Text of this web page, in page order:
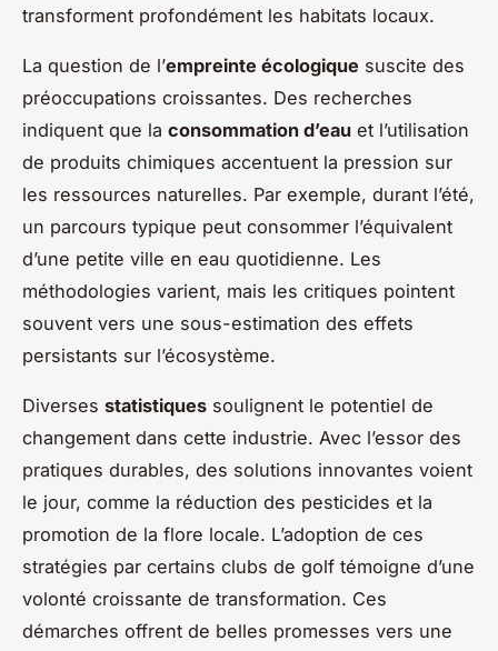
transforment profondément les habitats locaux.
La question de l’empreinte écologique suscite des
préoccupations croissantes. Des recherches
indiquent que la consommation d’eau et l’utilisation
de produits chimiques accentuent la pression sur
les ressources naturelles. Par exemple, durant l’été,
un parcours typique peut consommer l’équivalent
d’une petite ville en eau quotidienne. Les
méthodologies varient, mais les critiques pointent
souvent vers une sous-estimation des effets
persistants sur l’écosystème.
Diverses statistiques soulignent le potentiel de
changement dans cette industrie. Avec l’essor des
pratiques durables, des solutions innovantes voient
le jour, comme la réduction des pesticides et la
promotion de la flore locale. L’adoption de ces
stratégies par certains clubs de golf témoigne d’une
volonté croissante de transformation. Ces
démarches offrent de belles promesses vers une